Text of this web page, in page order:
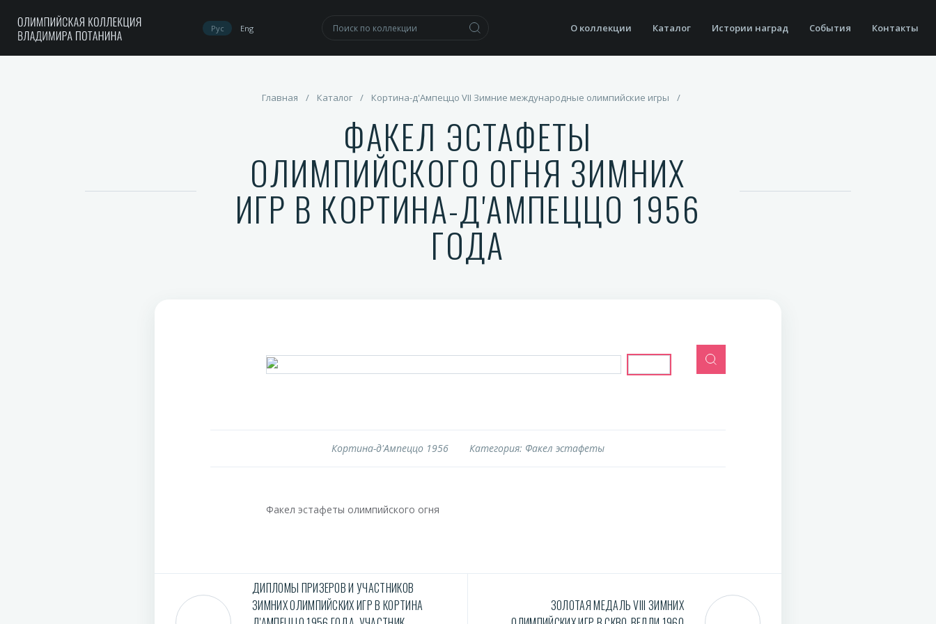
Рус Eng О коллекции Каталог Истории наград События Контакты
Главная / Каталог / Кортина-д'Ампеццо VII Зимние международные олимпийские игры /
ФАКЕЛ ЭСТАФЕТЫ
ОЛИМПИЙСКОГО ОГНЯ ЗИМНИХ
ИГР В КОРТИНА-Д'АМПЕЦЦО 1956
ГОДА
Кортина-д'Ампеццо 1956 Категория: Факел эстафеты
Факел эстафеты олимпийского огня
ДИПЛОМЫ ПРИЗЕРОВ И УЧАСТНИКОВ
ЗИМНИХ ОЛИМПИЙСКИХ ИГР В КОРТИНА
ЗОЛОТАЯ МЕДАЛЬ VIII ЗИМНИХ